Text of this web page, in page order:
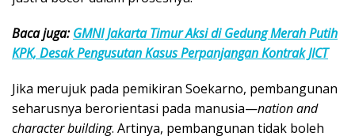
Baca juga:GMNI Jakarta Timur Aksi di Gedung Merah Putih
KPK, Desak Pengusutan Kasus Perpanjangan Kontrak JICT
Jika merujuk pada pemikiran Soekarno, pembangunan
seharusnya berorientasi pada manusia—nation and
character building. Artinya, pembangunan tidak boleh